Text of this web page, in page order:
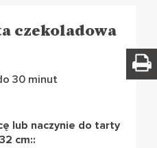
czekoladowa
30 minut
lub naczynie do tarty
cm::